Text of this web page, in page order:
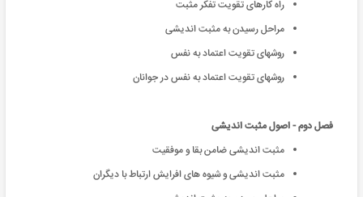
راه کارهای تقویت تفکر مثبت
مراحل رسیدن به مثبت اندیشی
روشهای تقویت اعتماد به نفس
روشهای تقویت اعتماد به نفس در جوانان
فصل دوم - اصول مثبت اندیشی
مثبت اندیشی ضامن بقا و موفقیت
مثبت اندیشی و شیوه های افرایش ارتباط با دیگران